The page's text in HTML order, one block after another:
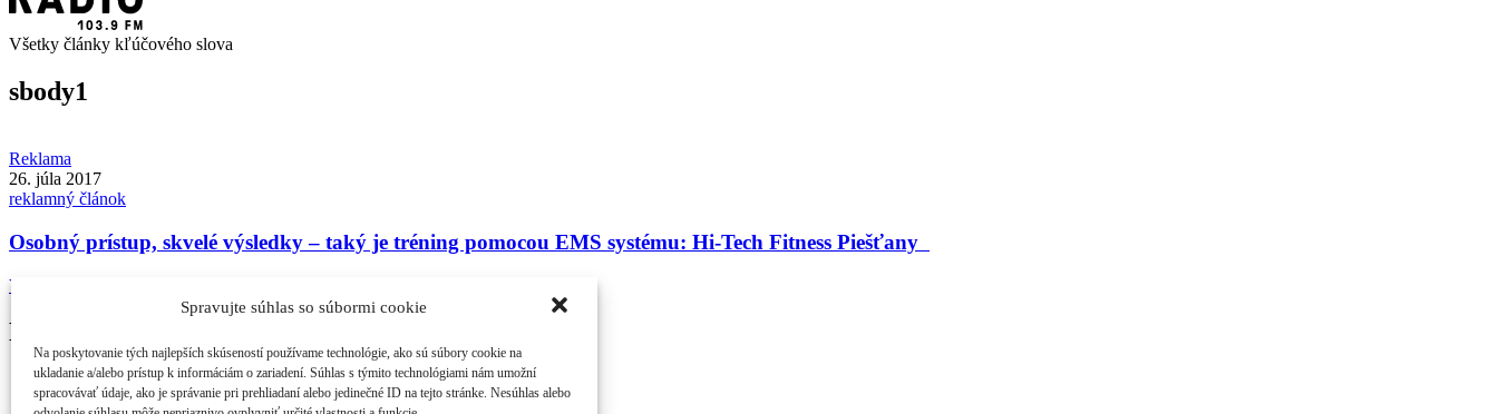
Spravujte súhlas so súbormi cookie
Na poskytovanie tých najlepších skúseností používame technológie, ako sú súbory cookie na
ukladanie a/alebo prístup k informáciám o zariadení. Súhlas s týmito technológiami nám umožní
spracovávať údaje, ako je správanie pri prehliadaní alebo jedinečné ID na tejto stránke. Nesúhlas alebo
Všetky články kľúčového slova
sbody1
Reklama
26. júla 2017
reklamný článok
Osobný prístup, skvelé výsledky – taký je tréning pomocou EMS systému: Hi-Tech Fitness Piešťany
Veľmi efektívna a časovo nenáročná tréningová metóda… iba 2×20 minút ...
Najčítanejšie
21. ročník MFF Cinematik otvorí svetová premi...
Cinematik uvedie špičkové dánske filmy a priv...